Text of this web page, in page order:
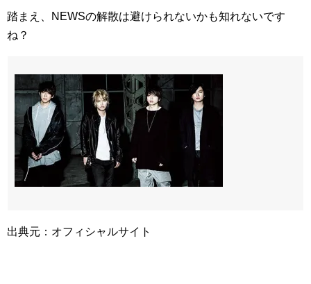
踏まえ、NEWSの解散は避けられないかも知れないです
ね？
出典元：オフィシャルサイト